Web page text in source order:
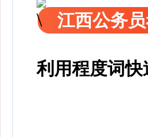
江西公务
利用程度词